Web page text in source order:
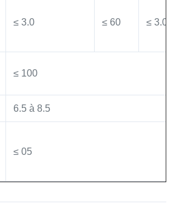
≤ 3.0 ≤ 60 ≤ 3.0
≤ 100
6.5 à 8.5
≤ 05